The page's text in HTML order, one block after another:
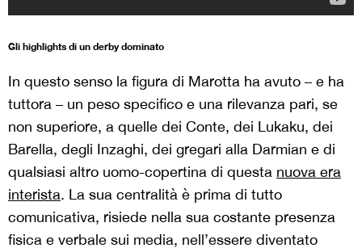
Gli highlights di un derby dominato
In questo senso la figura di Marotta ha avuto – e ha
tuttora – un peso specifico e una rilevanza pari, se
non superiore, a quelle dei Conte, dei Lukaku, dei
Barella, degli Inzaghi, dei gregari alla Darmian e di
qualsiasi altro uomo-copertina di questa nuova era
interista. La sua centralità è prima di tutto
comunicativa, risiede nella sua costante presenza
fisica e verbale sui media, nell’essere diventato